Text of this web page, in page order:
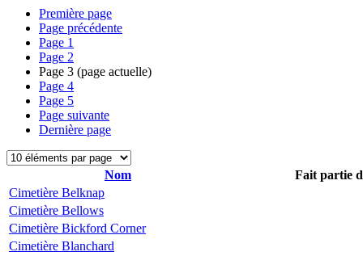
Première page
Page précédente
Page 1
Page 2
Page 3 (page actuelle)
Page 4
Page 5
Page suivante
Dernière page
Nom
Fait partie
Cimetière Belknap
Cimetière Bellows
Cimetière Bickford Corner
Cimetière Blanchard